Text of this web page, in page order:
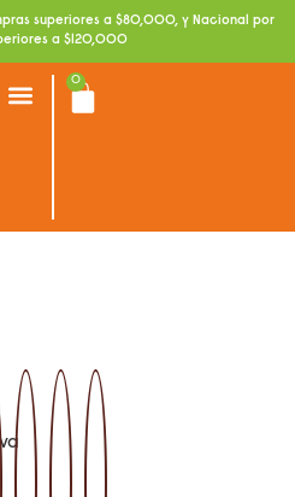
superiores a $80,000, y Nacional por
a $120,000
0